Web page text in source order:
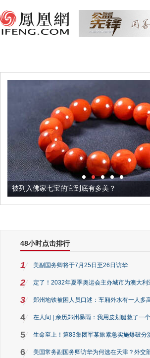
被列入佛家七宝的它到底有多美？
48小时点击排行
1 美副国务卿将于7月25日至26日访华
2 定了！2032年夏季奥运会主办城市为澳大利
3 郑州地铁被困人员口述：车厢外水有一人多
4 在人间 | 亲历郑州暴雨：我用皮划艇救了一
5 生命至上！第83集团军某旅紧急实施爆破分
6 美国常务副国务卿访华为何选在天津？外交